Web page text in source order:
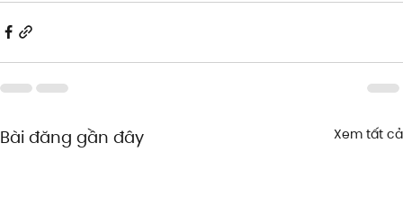
Bài đăng gần đây Xem tất cả